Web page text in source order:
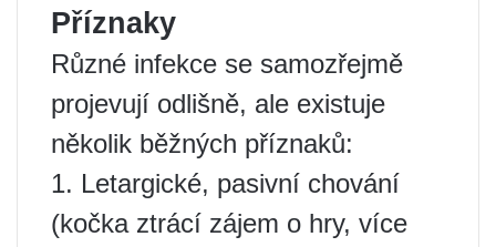
Příznaky
Různé infekce se samozřejmě
projevují odlišně, ale existuje
několik běžných příznaků:
1. Letargické, pasivní chování
(kočka ztrácí zájem o hry, více